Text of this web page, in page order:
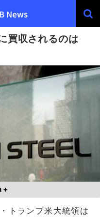
買収されるのは
+
トランプ米大統領は